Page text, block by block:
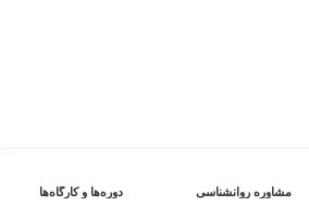
مشاوره روانشناسی دوره‌ها و کارگاه‌ها